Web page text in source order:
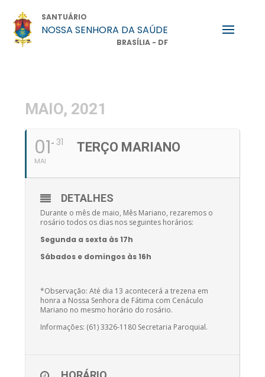
SANTUÁRIO
NOSSA SENHORA DA SAÚDE
BRASÍLIA - DF
MAIO, 2021
01
MAI
31 TERÇO MARIANO
DETALHES
Durante o mês de maio, Mês Mariano, rezaremos o
rosário todos os dias nos seguintes horários:
Segunda a sexta às 17h
Sábados e domingos às 16h
*Observação: Até dia 13 acontecerá a trezena em
honra a Nossa Senhora de Fátima com Cenáculo
Mariano no mesmo horário do rosário.
Informações: (61) 3326-1180 Secretaria Paroquial.